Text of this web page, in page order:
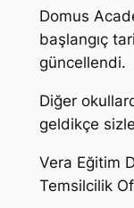
Domus
başlangıç
güncellendi.
Diğer
geldikçe
Vera Eğitim
Temsilcilik